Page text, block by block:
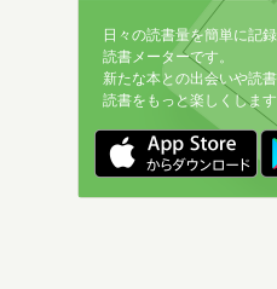
日々の読書量を簡単に記
読書メーターです。
新たな本との出会いや読
読書をもっと楽しくします